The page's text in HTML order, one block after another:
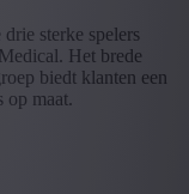
sterke spelers
Het brede
biedt klanten een
op maat.